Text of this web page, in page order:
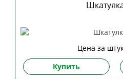
Цена за
Купить